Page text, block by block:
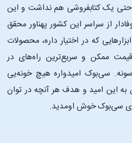
حتی یک کتابفروشی هم نداشت و این
از سراسر این کشور پهناور محقق
که در اختیار داره، محصولات
ممکن و سریع‌ترین راه‌های در
سی‌بوک امیدواره هیچ خونه‌یی
به این امید و هدف هر آنچه در توان
سی‌بوک خوش اومدید.